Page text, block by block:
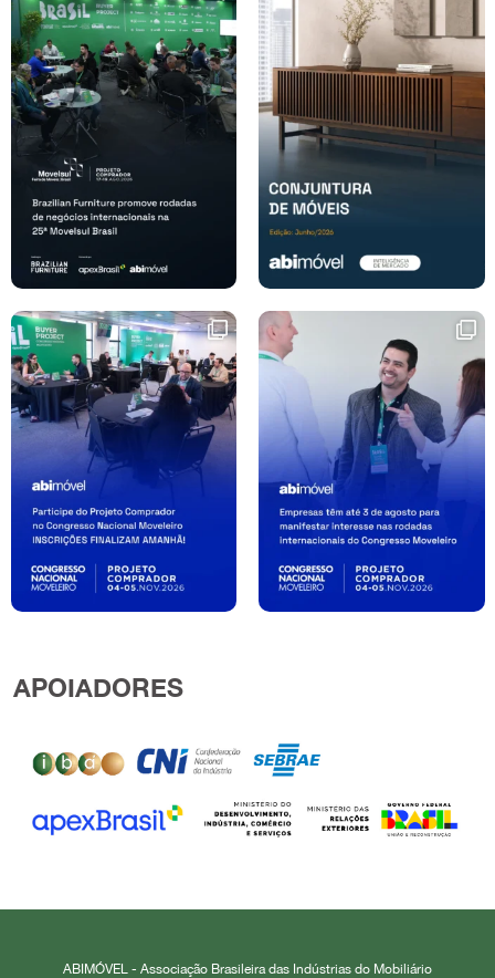
APOIADORES
ABIMÓVEL - Associação Brasileira das Indústrias do Mobiliário